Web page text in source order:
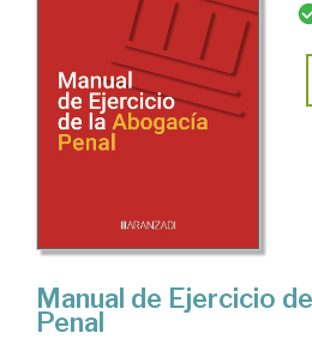
Manual de Ejercicio
Penal